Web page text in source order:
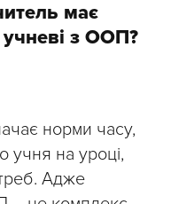
має
учневі з ООП?
норми часу,
учня на уроці,
Адже